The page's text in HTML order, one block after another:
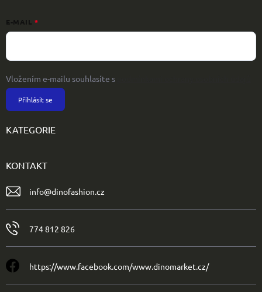
E-MAIL
Vložením e-mailu souhlasíte s
Přihlásit se
KATEGORIE
KONTAKT
info@dinofashion.cz
774 812 826
https://www.facebook.com/www.dinomarket.cz/